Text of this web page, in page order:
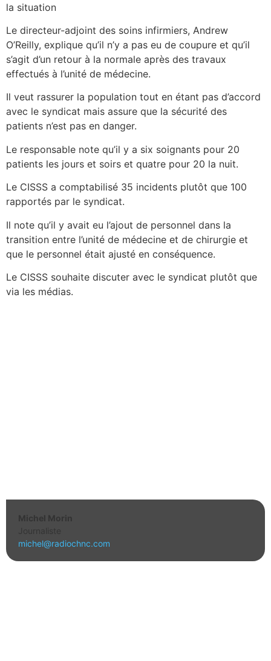
Michel Morin
Journaliste
michel@radiochnc.com
la situation
Le directeur-adjoint des soins infirmiers, Andrew
O’Reilly, explique qu’il n’y a pas eu de coupure et qu’il
s’agit d’un retour à la normale après des travaux
effectués à l’unité de médecine.
Il veut rassurer la population tout en étant pas d’accord
avec le syndicat mais assure que la sécurité des
patients n’est pas en danger.
Le responsable note qu’il y a six soignants pour 20
patients les jours et soirs et quatre pour 20 la nuit.
Le CISSS a comptabilisé 35 incidents plutôt que 100
rapportés par le syndicat.
Il note qu’il y avait eu l’ajout de personnel dans la
transition entre l’unité de médecine et de chirurgie et
que le personnel était ajusté en conséquence.
Le CISSS souhaite discuter avec le syndicat plutôt que
via les médias.